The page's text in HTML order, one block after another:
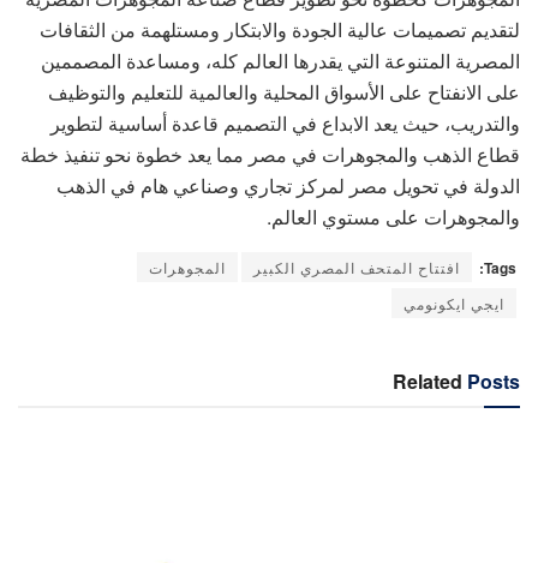
لتقديم تصميمات عالية الجودة والابتكار ومستلهمة من الثقافات
المصرية المتنوعة التي يقدرها العالم كله، ومساعدة المصممين
على الانفتاح على الأسواق المحلية والعالمية للتعليم والتوظيف
والتدريب، حيث يعد الابداع في التصميم قاعدة أساسية لتطوير
قطاع الذهب والمجوهرات في مصر مما يعد خطوة نحو تنفيذ خطة
الدولة في تحويل مصر لمركز تجاري وصناعي هام في الذهب
والمجوهرات على مستوي العالم.
Tags: افتتاح المتحف المصري الكبير
المجوهرات
ايجي ايكونومي
Related Posts